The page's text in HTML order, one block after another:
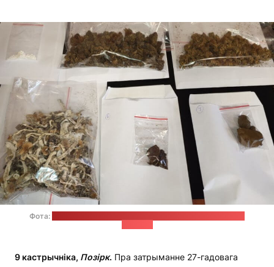
Фота:
9 кастрычніка, Позірк. Пра затрыманне 27-гадовага